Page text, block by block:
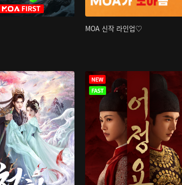
MOA 신작 라인업♡